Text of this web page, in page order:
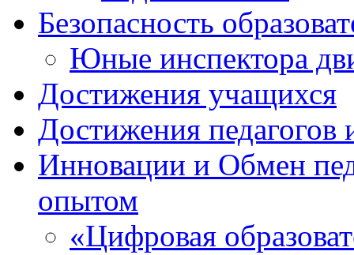
Безопасность
Юные инспектора
Достижения учащихся
Достижения
Инновации и Обмен
опытом
«Цифровая